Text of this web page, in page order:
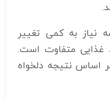
نیاز به کمی تغییر
غذایی متفاوت است.
اساس نتیجه دلخواه